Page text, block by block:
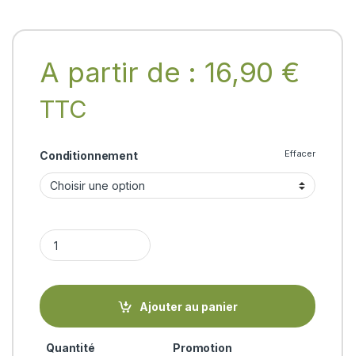
A partir de : 16,90 €
TTC
Conditionnement Effacer
NILIBHRINGADI (Tailam - huile de massage ayurvédique)
Ajouter au panier
Quantité Promotion